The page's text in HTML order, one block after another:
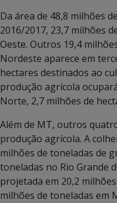
Da área de 48,8 milhões
2016/2017, 23,7 milhões
Oeste. Outros 19,4
Nordeste aparece em
hectares destinados ao
produção agrícola
Norte, 2,7 milhões de
Além de MT, outros
produção agrícola. A
milhões de toneladas de
toneladas no Rio Grande
projetada em 20,2
milhões de toneladas em